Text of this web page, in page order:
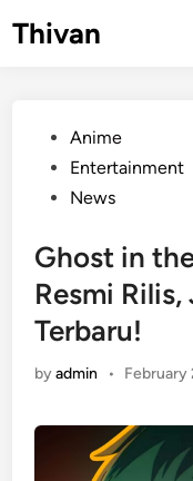
Thivan
PostedAnime
Entertainment
News
Ghost in
Resmi
Terbaru!
byadmin • February